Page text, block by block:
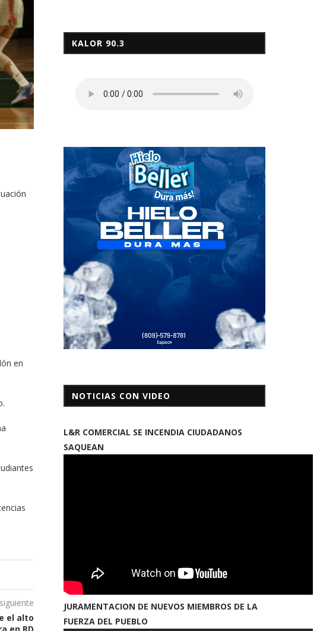
en
el alto
en RD
KALOR 90.3
NOTICIAS CON VIDEO
L&R COMERCIAL SE INCENDIA CIUDADANOS
SAQUEAN
JURAMENTACION DE NUEVOS MIEMBROS DE LA
FUERZA DEL PUEBLO